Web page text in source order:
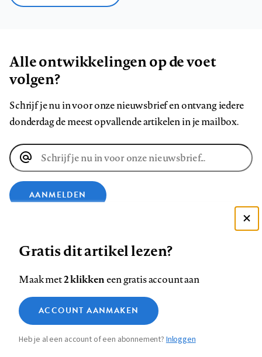
Alle ontwikkelingen op de voet
volgen?
Schrijf je nu in voor onze nieuwsbrief en ontvang iedere
donderdag de meest opvallende artikelen in je mailbox.
E-
mailadres
AANMELDEN
op
Facebook
op
LinkedIn
op
Bluesky
ons
op
InstagramYouTube
Footer
Contact Colofon Disclaimer Privacy
Medische vragen verdienen
betrouwbare antwoorden
Zie onze cookie policy
Analytische cookies
Marketing cookies
Gratis dit artikel lezen?
Maak met2 klikkeneen gratis account aan
ACCOUNT AANMAKEN
Heb je al een account of een abonnement?Inloggen